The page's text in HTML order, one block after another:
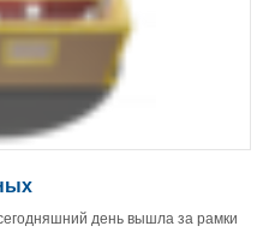
день вышла за рамки